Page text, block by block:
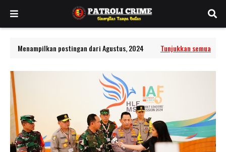
Menampilkan postingan dari Agustus, 2024 Tunjukkan semua